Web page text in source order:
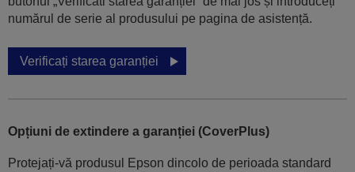
numărul de serie al produsului pe pagina de asistență.
Verificați starea garanției
Opțiuni de extindere a garanției (CoverPlus)
Protejați-vă produsul Epson dincolo de perioada standard